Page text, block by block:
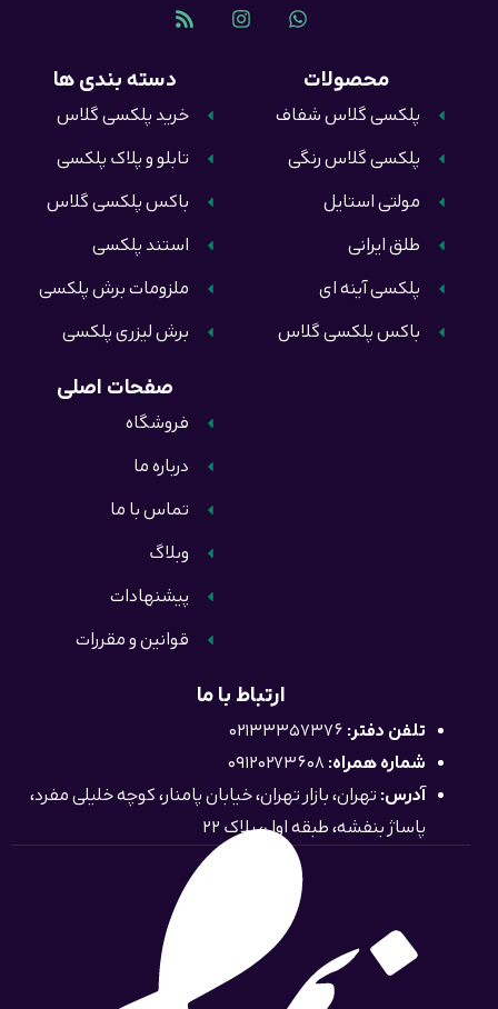
دسته بندی ها
خرید پلکسی گلاس
تابلو و پلاک پلکسی
باکس پلکسی گلاس
استند پلکسی
ملزومات برش پلکسی
برش لیزری پلکسی
محصولات
پلکسی گلاس شفاف
پلکسی گلاس رنگی
مولتی استایل
طلق ایرانی
پلکسی آینه ای
باکس پلکسی گلاس
صفحات اصلی
فروشگاه
درباره ما
تماس با ما
وبلاگ
پیشنهادات
قوانین و مقررات
ارتباط با ما
تلفن دفتر: 02133357376
شماره همراه: 09120273608
آدرس: تهران، بازار تهران، خیابان پامنار، کوچه خلیلی مفرد،
پاساژ بنفشه، طبقه اول، پلاک 22